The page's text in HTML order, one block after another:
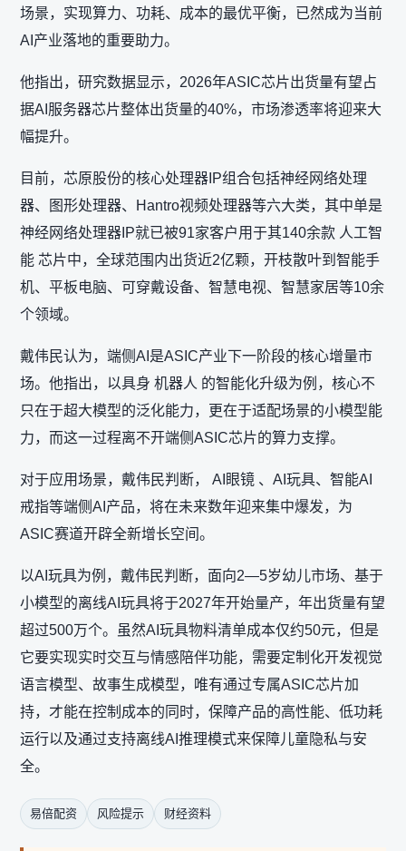
场景，实现算力、功耗、成本的最优平衡，已然成为当前
AI产业落地的重要助力。
他指出，研究数据显示，2026年ASIC芯片出货量有望占
据AI服务器芯片整体出货量的40%，市场渗透率将迎来大
幅提升。
目前，芯原股份的核心处理器IP组合包括神经网络处理
器、图形处理器、Hantro视频处理器等六大类，其中单是
神经网络处理器IP就已被91家客户用于其140余款 人工智
能 芯片中，全球范围内出货近2亿颗，开枝散叶到智能手
机、平板电脑、可穿戴设备、智慧电视、智慧家居等10余
个领域。
戴伟民认为，端侧AI是ASIC产业下一阶段的核心增量市
场。他指出，以具身 机器人 的智能化升级为例，核心不
只在于超大模型的泛化能力，更在于适配场景的小模型能
力，而这一过程离不开端侧ASIC芯片的算力支撑。
对于应用场景，戴伟民判断， AI眼镜 、AI玩具、智能AI
戒指等端侧AI产品，将在未来数年迎来集中爆发，为
ASIC赛道开辟全新增长空间。
以AI玩具为例，戴伟民判断，面向2—5岁幼儿市场、基于
小模型的离线AI玩具将于2027年开始量产，年出货量有望
超过500万个。虽然AI玩具物料清单成本仅约50元，但是
它要实现实时交互与情感陪伴功能，需要定制化开发视觉
语言模型、故事生成模型，唯有通过专属ASIC芯片加
持，才能在控制成本的同时，保障产品的高性能、低功耗
运行以及通过支持离线AI推理模式来保障儿童隐私与安
全。
易倍配资 风险提示 财经资料